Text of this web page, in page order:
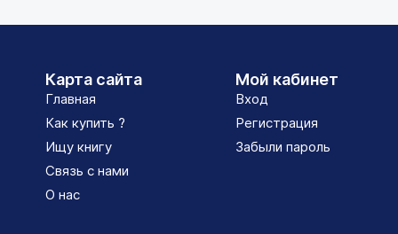
Карта сайта
Главная
Как купить ?
Ищу книгу
Связь с нами
О нас
Мой кабинет
Вход
Регистрация
Забыли пароль